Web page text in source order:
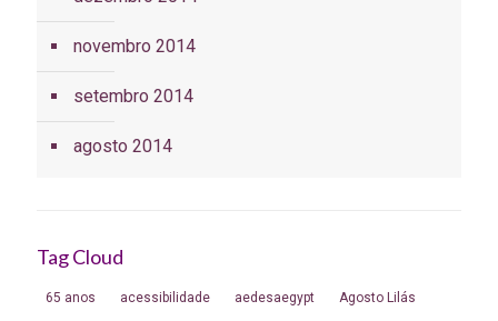
novembro 2014
setembro 2014
agosto 2014
Tag Cloud
65 anos acessibilidade aedesaegypt Agosto Lilás